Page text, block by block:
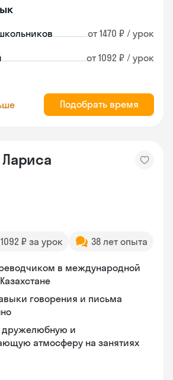
от 1470 ₽ / урок
от 1092 ₽ / урок
Подобрать время
Лариса
₽ за урок 38 лет опыта
в международной
говорения и письма
дружелюбную и
атмосферу на занятиях